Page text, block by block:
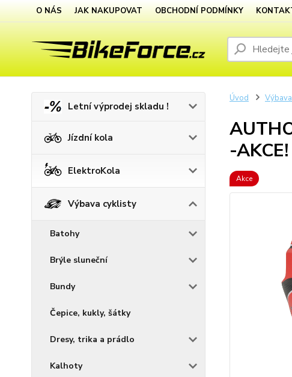
O NÁS JAK NAKUPOVAT OBCHODNÍ PODMÍNKY
Letní výprodej skladu !
Jízdní kola
ElektroKola
Výbava cyklisty
Batohy
Brýle sluneční
Bundy
Čepice, kukly, šátky
Dresy, trika a prádlo
Kalhoty
Úvod
-AKCE!
Akce